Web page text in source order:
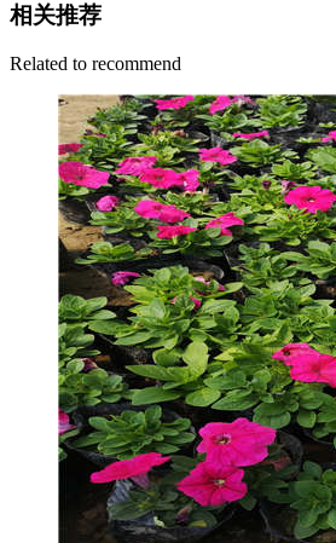
相关推荐
Related to recommend